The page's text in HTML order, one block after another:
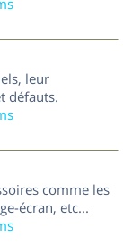
leur
défauts.
comme les
écran, etc...